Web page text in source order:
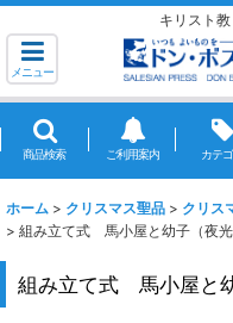
キリスト
メニュー
商品検索 ご利用案内 カテ
ホーム > クリスマス聖品 > クリス
> 組み立て式 馬小屋と幼子（夜
組み立て式 馬小屋と